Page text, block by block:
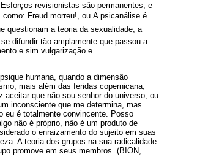
revisionistas são permanentes, e
Freud morreu!, ou A psicanálise é
questionam a teoria da sexualidade, a
difundir tão amplamente que passou a
e sim vulgarização e
humana, quando a dimensão
mais além das feridas copernicana,
que não sou senhor do universo, ou
inconsciente que me determina, mas
eu é totalmente convincente. Posso
não é próprio, não é um produto de
o enraizamento do sujeito em suas
A teoria dos grupos na sua radicalidade
promove em seus membros. (BION,